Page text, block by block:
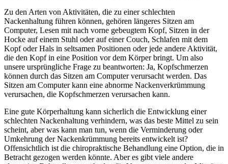
Zu den Arten von Aktivitäten, die zu einer schlechten
Nackenhaltung führen können, gehören längeres Sitzen am
Computer, Lesen mit nach vorne gebeugtem Kopf, Sitzen in der
Hocke auf einem Stuhl oder auf einer Couch, Schlafen mit dem
Kopf oder Hals in seltsamen Positionen oder jede andere Aktivität,
die den Kopf in eine Position vor dem Körper bringt. Um also
unsere ursprüngliche Frage zu beantworten: Ja, Kopfschmerzen
können durch das Sitzen am Computer verursacht werden. Das
Sitzen am Computer kann eine abnorme Nackenverkrümmung
verursachen, die Kopfschmerzen verursachen kann.
Eine gute Körperhaltung kann sicherlich die Entwicklung einer
schlechten Nackenhaltung verhindern, was das beste Mittel zu sein
scheint, aber was kann man tun, wenn die Verminderung oder
Umkehrung der Nackenkrümmung bereits entwickelt ist?
Offensichtlich ist die chiropraktische Behandlung eine Option, die in
Betracht gezogen werden könnte. Aber es gibt viele andere